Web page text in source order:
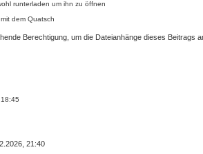
runterladen um ihn zu öffnen
dem Quatsch
Berechtigung, um die Dateianhänge dieses Beitrags
21:40